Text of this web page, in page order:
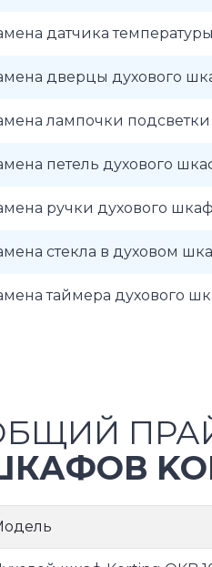
датчика
дверцы духового
лампочки подсветки
петель духового
ручки духового
стекла в духовом
таймера духового